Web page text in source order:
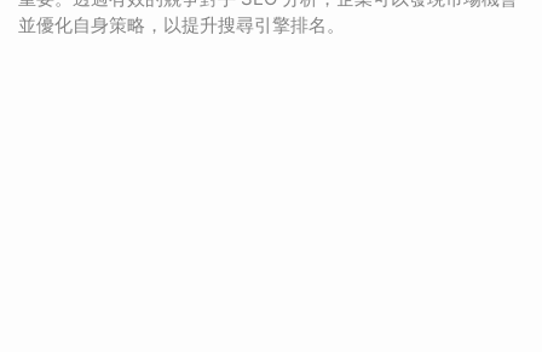
並優化自身策略，以提升搜尋引擎排名。